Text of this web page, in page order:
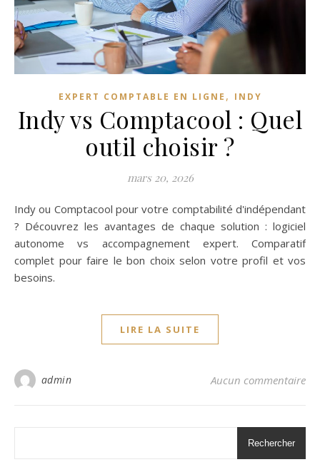
EXPERT COMPTABLE EN LIGNE , INDY
Indy vs Comptacool : Quel
outil choisir ?
mars 20, 2026
Indy ou Comptacool pour votre comptabilité d'indépendant
? Découvrez les avantages de chaque solution : logiciel
autonome vs accompagnement expert. Comparatif
complet pour faire le bon choix selon votre profil et vos
besoins.
LIRE LA SUITE
admin Aucun commentaire
Rechercher